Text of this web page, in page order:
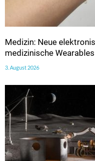
Medizin: Neue
medizinische
3. August 2026